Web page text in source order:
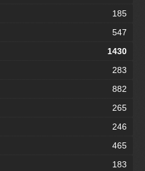
185
547
1430
283
882
265
246
465
183